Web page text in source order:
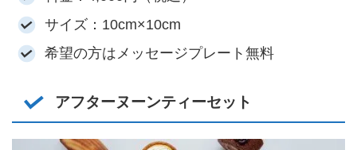
サイズ：10cm×10cm
希望の方はメッセージプレート無料
アフターヌーンティーセット